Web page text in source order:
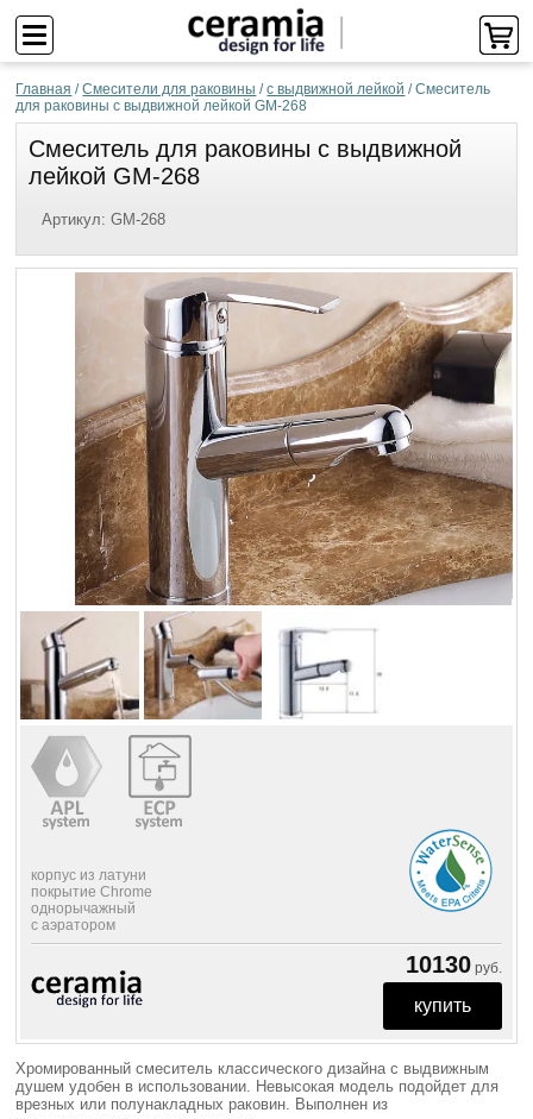
Главная /Смесители для раковины /с выдвижной лейкой /Смеситель
для раковины с выдвижной лейкой GM-268
Смеситель для раковины с выдвижной
лейкой GM-268
Артикул:GM-268
корпус из латуни
покрытие Chrome
однорычажный
с аэратором
10130 руб.
Хромированный смеситель классического дизайна с выдвижным
душем удобен в использовании. Невысокая модель подойдет для
врезных или полунакладных раковин. Выполнен из